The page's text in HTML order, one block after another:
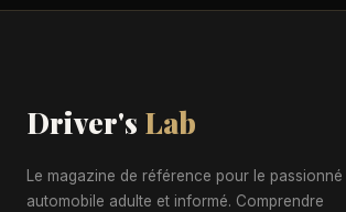
Driver's Lab
Le magazine de référence pour le passionné
automobile adulte et informé. Comprendre